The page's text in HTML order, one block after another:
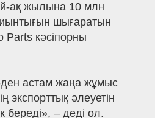
ақ жылына 10 млн
шығаратын
Parts кәсіпорны
астам жаңа жұмыс
экспорттық әлеуетін
береді», – деді ол.